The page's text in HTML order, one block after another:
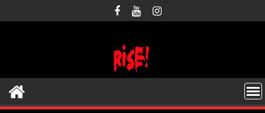
al